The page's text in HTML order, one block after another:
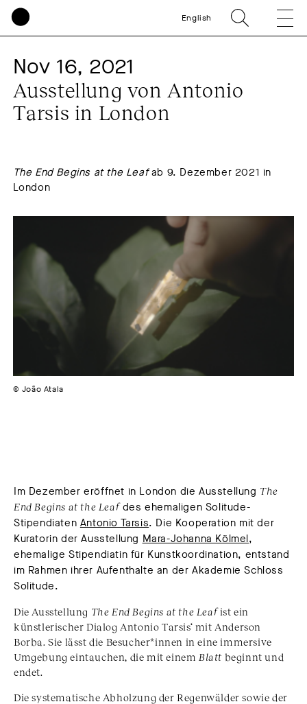
English
Nov 16, 2021
Ausstellung von Antonio
Tarsis in London
The End Begins at the Leafab 9. Dezember 2021 in
London
© João Atala
Im Dezember eröffnet in London die Ausstellung The
End Begins at the Leafdes ehemaligen Solitude-
Stipendiaten Antonio Tarsis. Die Kooperation mit der
Kuratorin der Ausstellung Mara-Johanna Kölmel,
ehemalige Stipendiatin für Kunstkoordination, entstand
im Rahmen ihrer Aufenthalte an der Akademie Schloss
Solitude.
Die Ausstellung The End Begins at the Leafist ein
künstlerischer Dialog Antonio Tarsis‘ mit Anderson
Borba. Sie lässt die Besucher*innen in eine immersive
Umgebung eintauchen, die mit einem Blatt beginnt und
endet.
Die systematische Abholzung der Regenwälder sowie der